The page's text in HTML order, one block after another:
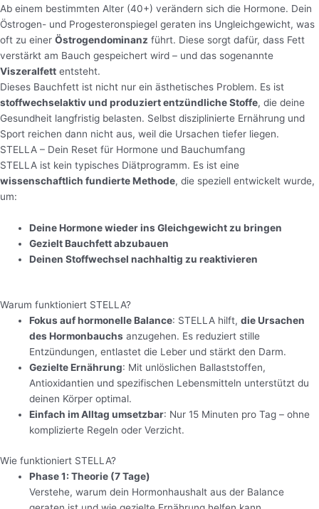
Ab einem bestimmten Alter (40+) verändern sich die Hormone. Dein
Östrogen- und Progesteronspiegel geraten ins Ungleichgewicht, was
oft zu einer Östrogendominanz führt. Diese sorgt dafür, dass Fett
verstärkt am Bauch gespeichert wird – und das sogenannte
Viszeralfett entsteht.
Dieses Bauchfett ist nicht nur ein ästhetisches Problem. Es ist
stoffwechselaktiv und produziert entzündliche Stoffe, die deine
Gesundheit langfristig belasten. Selbst disziplinierte Ernährung und
Sport reichen dann nicht aus, weil die Ursachen tiefer liegen.
STELLA – Dein Reset für Hormone und Bauchumfang
STELLA ist kein typisches Diätprogramm. Es ist eine
wissenschaftlich fundierte Methode, die speziell entwickelt wurde,
um:
Deine Hormone wieder ins Gleichgewicht zu bringen
Gezielt Bauchfett abzubauen
Deinen Stoffwechsel nachhaltig zu reaktivieren
Warum funktioniert STELLA?
Fokus auf hormonelle Balance: STELLA hilft,die Ursachen
des Hormonbauchs anzugehen. Es reduziert stille
Entzündungen, entlastet die Leber und stärkt den Darm.
Gezielte Ernährung: Mit unlöslichen Ballaststoffen,
Antioxidantien und spezifischen Lebensmitteln unterstützt du
deinen Körper optimal.
Einfach im Alltag umsetzbar: Nur 15 Minuten pro Tag – ohne
komplizierte Regeln oder Verzicht.
Wie funktioniert STELLA?
Phase 1: Theorie (7 Tage)
Verstehe, warum dein Hormonhaushalt aus der Balance